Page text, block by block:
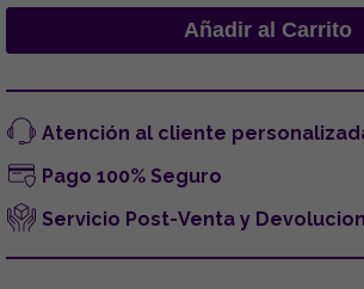
Atención al cliente
Pago 100% Seguro
Servicio Post-Venta y